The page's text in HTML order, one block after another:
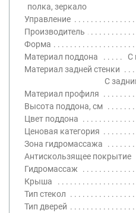
полка, зеркало
Управление
Производитель
Форма
Материал поддона
С
Материал задней стенки
С
Материал профиля
Высота поддона, см
Цвет поддона
Ценовая категория
Зона гидромассажа
Антискользящее покрытие
Гидромассаж
Крыша
Тип стекол
Тип дверей